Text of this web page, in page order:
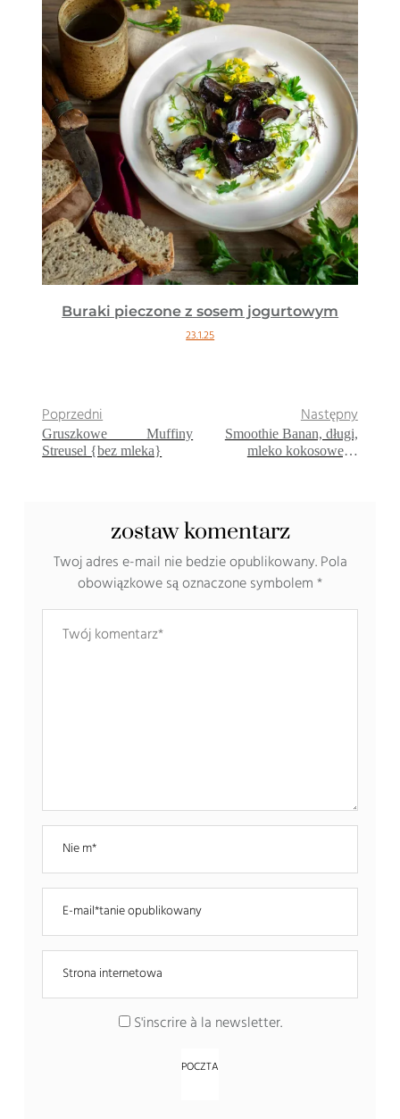
Buraki pieczone z sosem jogurtowym
23.1.25
Poprzedni
Gruszkowe Muffiny
Streusel {bez mleka}
Następny
Smoothie Banan, długi,
mleko kokosowe, «
zostaw komentarz
Twoj adres e-mail nie bedzie opublikowany. Pola
obowiązkowe są oznaczone symbolem*
S'inscrire à la newsletter.